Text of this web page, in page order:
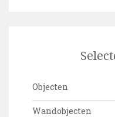
Objecten
Wandobjecten